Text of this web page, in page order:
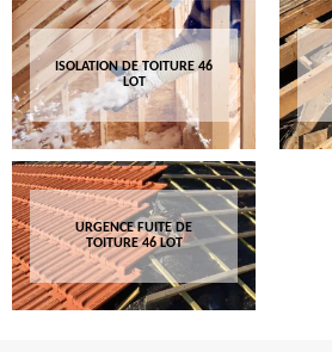
ISOLATION DE TOITURE 46
LOT
URGENCE FUITE DE
TOITURE 46 LOT